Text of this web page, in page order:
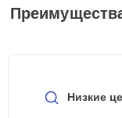
Низкие